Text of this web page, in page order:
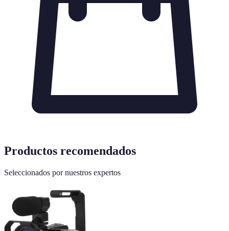
Productos recomendados
Seleccionados por nuestros expertos